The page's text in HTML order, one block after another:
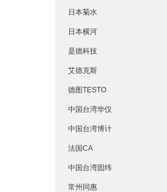
日本菊水
日本横河
是德科技
艾德克斯
德图TESTO
中国台湾华仪
中国台湾博计
法国CA
中国台湾固纬
常州同惠